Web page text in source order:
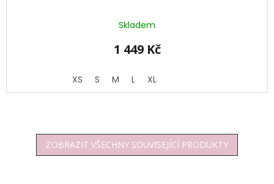
Skladem
1 449 Kč
XS S M L XL
ZOBRAZIT VŠECHNY SOUVISEJÍCÍ PRODUKTY